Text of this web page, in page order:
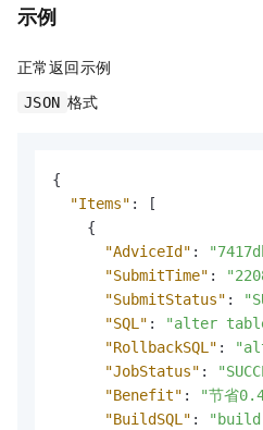
示例
正常返回示例
JSON 格式
{
"Items" :
[
{
"AdviceId" :
"SubmitTime" :
"SubmitStatus" :
"SQL" :
"alter
"RollbackSQL" :
"JobStatus" :
"Benefit" : "节省
"BuildSQL" :
"build